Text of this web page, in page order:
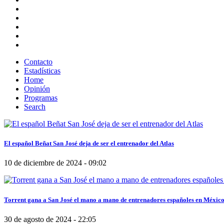
Contacto
Estadísticas
Home
Opinión
Programas
Search
El español Beñat San José deja de ser el entrenador del Atlas
10 de diciembre de 2024 - 09:02
Torrent gana a San José el mano a mano de entrenadores españoles en México
30 de agosto de 2024 - 22:05